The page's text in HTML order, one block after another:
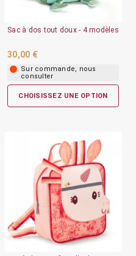
Sac à dos tout doux - 4 modèles
30,00 €
Sur commande, nous
consulter
CHOISISSEZ UNE OPTION